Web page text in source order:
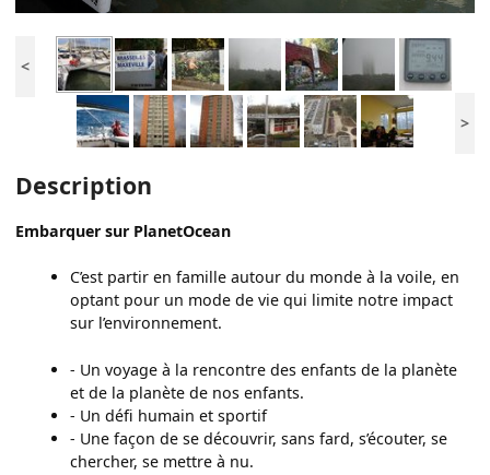
<
>
Description
Embarquer sur PlanetOcean
C’est partir en famille autour du monde à la voile, en
optant pour un mode de vie qui limite notre impact
sur l’environnement.
- Un voyage à la rencontre des enfants de la planète
et de la planète de nos enfants.
- Un défi humain et sportif
- Une façon de se découvrir, sans fard, s’écouter, se
chercher, se mettre à nu.